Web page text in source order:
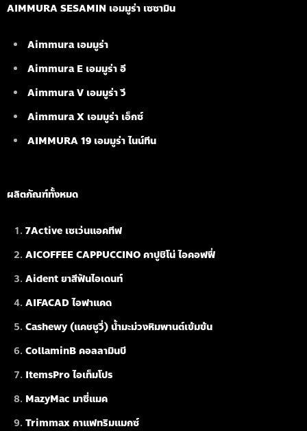
AIMMURA SESAMIN เอมมูร่า เซซามิน
Aimmura เอมมูร่า
Aimmura E เอมมูร่า อี
Aimmura V เอมมูร่า วี
Aimmura X เอมมูร่า เอ็กซ์
AIMMURA 19 เอมมูร่า ไนน์ทีน
ผลิตภัณฑ์ทั้งหมด
7Active เซเว่นแอคทีฟ
AICOFFEE CAPPUCCINO คาปูชิโน่ ไอคอฟฟี่
Aident ยาสีฟันไอเดนท์
AIFACAD ไอฟาแคด
Cashewy (แคชชูวี่) น้ำมะม่วงหิมพานต์เข้มข้น
CollaminB คอลลามินบี
ItemsPro ไอเท็มโปร
MazyMac มาซี่แมค
Trimmax กาแฟทริมแมกซ์